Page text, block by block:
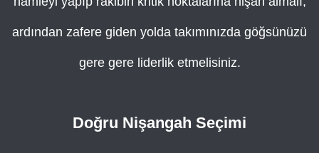
ardından zafere giden yolda takımınızda göğsünüzü
gere gere liderlik etmelisiniz.
Doğru Nişangah Seçimi